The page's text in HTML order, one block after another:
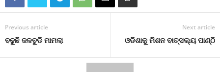
Previous article
ବଢୁଛି ଜଳବୁଡି ମାମଲା
Next article
ଓଡିଶାକୁ ମିଶନ ବାତ୍ସଲ୍ୟ ପାଣ୍ଠି